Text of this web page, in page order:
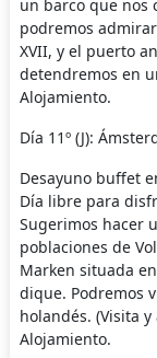
un barco que nos
podremos
XVII, y el puerto
detendremos en
Alojamiento.
Día 11º (J):
Desayuno buffet
Día libre para
Sugerimos hacer
poblaciones de
Marken situada
dique. Podremos
holandés. (Visita
Alojamiento.